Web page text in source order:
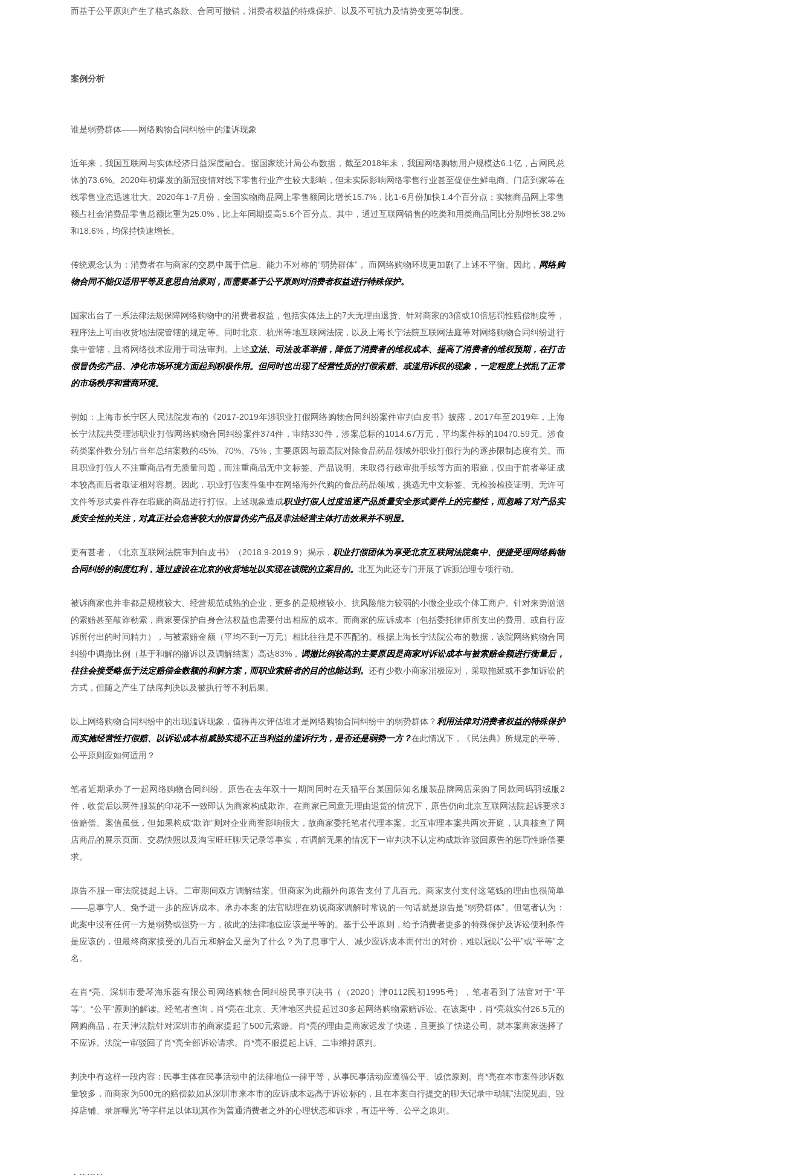
而基于公平原则产生了格式条款、合同可撤销，消费者权益的特殊保护、以及不可抗力及情势变更等制度。
案例分析
谁是弱势群体——网络购物合同纠纷中的滥诉现象
近年来，我国互联网与实体经济日益深度融合。据国家统计局公布数据，截至2018年末，我国网络购物用户规模达6.1亿，占网民总
体的73.6%。2020年初爆发的新冠疫情对线下零售行业产生较大影响，但未实际影响网络零售行业甚至促使生鲜电商、门店到家等在
线零售业态迅速壮大。2020年1-7月份，全国实物商品网上零售额同比增长15.7%，比1-6月份加快1.4个百分点；实物商品网上零售
额占社会消费品零售总额比重为25.0%，比上年同期提高5.6个百分点。其中，通过互联网销售的吃类和用类商品同比分别增长38.2%
和18.6%，均保持快速增长。
传统观念认为：消费者在与商家的交易中属于信息、能力不对称的“弱势群体”， 而网络购物环境更加剧了上述不平衡。因此， 网络购
物合同不能仅适用平等及意思自治原则，而需要基于公平原则对消费者权益进行特殊保护。
国家出台了一系法律法规保障网络购物中的消费者权益，包括实体法上的7天无理由退货、针对商家的3倍或10倍惩罚性赔偿制度等，
程序法上可由收货地法院管辖的规定等。同时北京、杭州等地互联网法院，以及上海长宁法院互联网法庭等对网络购物合同纠纷进行
集中管辖，且将网络技术应用于司法审判。
上述 立法、司法改革举措，降低了消费者的维权成本、提高了消费者的维权预期，在打击
假冒伪劣产品、净化市场环境方面起到积极作用。但同时也出现了经营性质的打假索赔、或滥用诉权的现象，一定程度上扰乱了正常
的市场秩序和营商环境。
例如：上海市长宁区人民法院发布的《2017-2019年涉职业打假网络购物合同纠纷案件审判白皮书》披露，2017年至2019年，上海
长宁法院共受理涉职业打假网络购物合同纠纷案件374件，审结330件，涉案总标的1014.67万元，平均案件标的10470.59元。涉食
药类案件数分别占当年总结案数的45%、70%、75%，主要原因与最高院对除食品药品领域外职业打假行为的逐步限制态度有关。而
且职业打假人不注重商品有无质量问题，而注重商品无中文标签、产品说明、未取得行政审批手续等方面的瑕疵，仅由于前者举证成
本较高而后者取证相对容易。因此，职业打假案件集中在网络海外代购的食品药品领域，挑选无中文标签、无检验检疫证明、无许可
文件等形式要件存在瑕疵的商品进行打假。上述现象造成职业打假人过度追逐产品质量安全形式要件上的完整性，而忽略了对产品实
质安全性的关注，对真正社会危害较大的假冒伪劣产品及非法经营主体打击效果并不明显。
更有甚者，《北京互联网法院审判白皮书》（2018.9-2019.9）揭示，职业打假团体为享受北京互联网法院集中、便捷受理网络购物
合同纠纷的制度红利，通过虚设在北京的收货地址以实现在该院的立案目的。 北互为此还专门开展了诉源治理专项行动。
被诉商家也并非都是规模较大、经营规范成熟的企业，更多的是规模较小、抗风险能力较弱的小微企业或个体工商户。针对来势汹汹
的索赔甚至敲诈勒索，商家要保护自身合法权益也需要付出相应的成本。而商家的应诉成本（包括委托律师所支出的费用、或自行应
诉所付出的时间精力），与被索赔金额（平均不到一万元）相比往往是不匹配的。根据上海长宁法院公布的数据，该院网络购物合同
纠纷中调撤比例（基于和解的撤诉以及调解结案）高达83%， 调撤比例较高的主要原因是商家对诉讼成本与被索赔金额进行衡量后，
往往会接受略低于法定赔偿金数额的和解方案，而职业索赔者的目的也能达到。还有少数小商家消极应对，采取拖延或不参加诉讼的
方式，但随之产生了缺席判决以及被执行等不利后果。
以上网络购物合同纠纷中的出现滥诉现象，值得再次评估谁才是网络购物合同纠纷中的弱势群体？利用法律对消费者权益的特殊保护
而实施经营性打假赔、以诉讼成本相威胁实现不正当利益的滥诉行为，是否还是弱势一方？在此情况下，《民法典》所规定的平等、
公平原则应如何适用？
笔者近期承办了一起网络购物合同纠纷。原告在去年双十一期间同时在天猫平台某国际知名服装品牌网店采购了同款同码羽绒服2
件，收货后以两件服装的印花不一致即认为商家构成欺诈。在商家已同意无理由退货的情况下，原告仍向北京互联网法院起诉要求3
倍赔偿。案值虽低，但如果构成“欺诈”则对企业商誉影响很大，故商家委托笔者代理本案。北互审理本案共两次开庭，认真核查了网
店商品的展示页面、交易快照以及淘宝旺旺聊天记录等事实，在调解无果的情况下一审判决不认定构成欺诈驳回原告的惩罚性赔偿要
求。
原告不服一审法院提起上诉。二审期间双方调解结案。但商家为此额外向原告支付了几百元。商家支付支付这笔钱的理由也很简单
——息事宁人、免予进一步的应诉成本。承办本案的法官助理在劝说商家调解时常说的一句话就是原告是“弱势群体”。但笔者认为：
此案中没有任何一方是弱势或强势一方，彼此的法律地位应该是平等的。基于公平原则，给予消费者更多的特殊保护及诉讼便利条件
是应该的，但最终商家接受的几百元和解金又是为了什么？为了息事宁人、减少应诉成本而付出的对价，难以冠以“公平”或“平等”之
名。
在肖*亮、深圳市爱琴海乐器有限公司网络购物合同纠纷民事判决书（（2020）津0112民初1995号），笔者看到了法官对于“平
等”、“公平”原则的解读。经笔者查询，肖*亮在北京、天津地区共提起过30多起网络购物索赔诉讼。在该案中，肖*亮就实付26.5元的
网购商品，在天津法院针对深圳市的商家提起了500元索赔。肖*亮的理由是商家迟发了快递，且更换了快递公司。就本案商家选择了
不应诉。法院一审驳回了肖*亮全部诉讼请求。肖*亮不服提起上诉、二审维持原判。
判决中有这样一段内容：民事主体在民事活动中的法律地位一律平等，从事民事活动应遵循公平、诚信原则。肖*亮在本市案件涉诉数
量较多，而商家为500元的赔偿款如从深圳市来本市的应诉成本远高于诉讼标的，且在本案自行提交的聊天记录中动辄“法院见面、毁
掉店铺、录屏曝光”等字样足以体现其作为普通消费者之外的心理状态和诉求，有违平等、公平之原则。